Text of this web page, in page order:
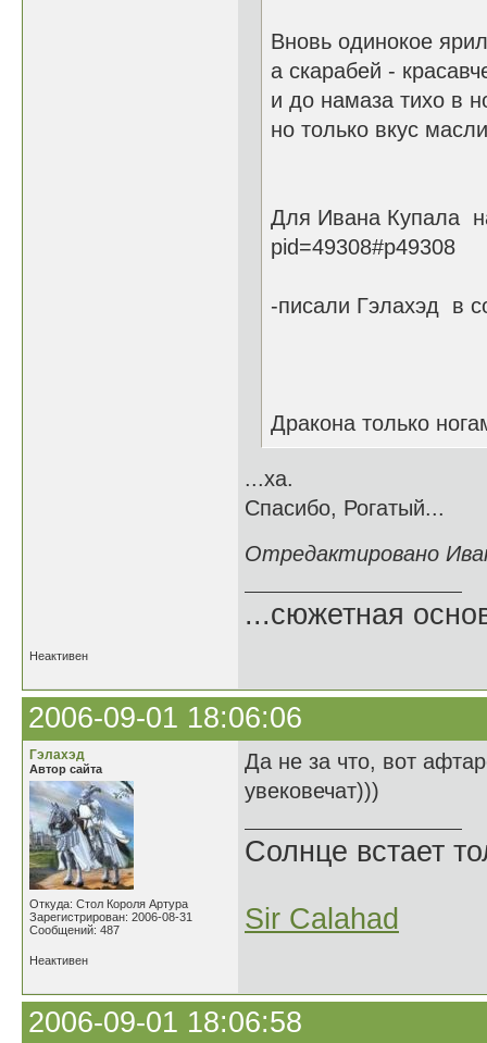
Вновь одинокое
а скарабей -
и до намаза тихо в
но только вкус
Для Ивана Купала
pid=49308#p49308
-писали Гэлахэд в
Дракона только
...ха.
Спасибо, Рогатый...
Отредактировано
...сюжетная
Неактивен
2006-09-01 18:06:06
Гэлахэд
Автор сайта
Откуда: Стол Короля Артура
Зарегистрирован: 2006-08-31
Сообщений: 487
Да не за что, вот
увековечат)))
Солнце встает
Sir Calahad
Неактивен
2006-09-01 18:06:58